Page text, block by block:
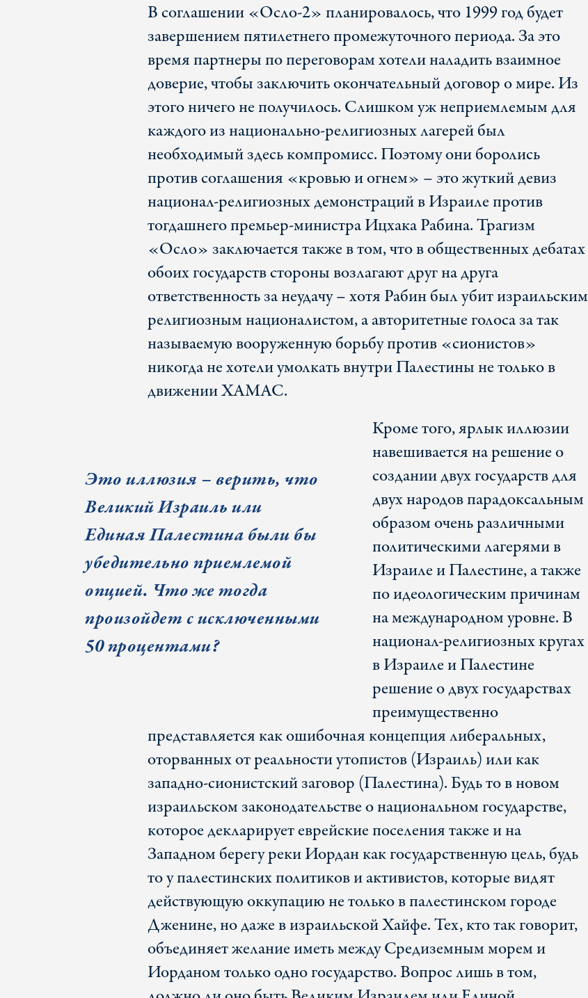
В соглашении «Осло-2» планировалось, что 1999 год будет
завершением пятилетнего промежуточного периода. За это
время партнеры по переговорам хотели наладить взаимное
доверие, чтобы заключить окончательный договор о мире. Из
этого ничего не получилось. Слишком уж неприемлемым для
каждого из национально-религиозных лагерей был
необходимый здесь компромисс. Поэтому они боролись
против соглашения «кровью и огнем» – это жуткий девиз
национал-религиозных демонстраций в Израиле против
тогдашнего премьер-министра Ицхака Рабина. Трагизм
«Осло» заключается также в том, что в общественных дебатах
обоих государств стороны возлагают друг на друга
ответственность за неудачу – хотя Рабин был убит израильским
религиозным националистом, а авторитетные голоса за так
называемую вооруженную борьбу против «сионистов»
никогда не хотели умолкать внутри Палестины не только в
движении ХАМАС.
Это иллюзия – верить, что
Великий Израиль или
Единая Палестина были бы
убедительно приемлемой
опцией. Что же тогда
произойдет с исключенными
50 процентами?
Кроме того, ярлык иллюзии
навешивается на решение о
создании двух государств для
двух народов парадоксальным
образом очень различными
политическими лагерями в
Израиле и Палестине, а также
по идеологическим причинам
на международном уровне. В
национал-религиозных кругах
в Израиле и Палестине
решение о двух государствах
преимущественно
представляется как ошибочная концепция либеральных,
оторванных от реальности утопистов (Израиль) или как
западно-сионистский заговор (Палестина). Будь то в новом
израильском законодательстве о национальном государстве,
которое декларирует еврейские поселения также и на
Западном берегу реки Иордан как государственную цель, будь
то у палестинских политиков и активистов, которые видят
действующую оккупацию не только в палестинском городе
Дженине, но даже в израильской Хайфе. Тех, кто так говорит,
объединяет желание иметь между Средиземным морем и
Иорданом только одно государство. Вопрос лишь в том,